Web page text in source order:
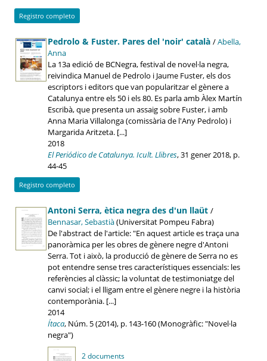
Registro completo
Pedrolo & Fuster. Pares del 'noir' català /Abella,
Anna
La 13a edició de BCNegra, festival de novel·la negra,
reivindica Manuel de Pedrolo i Jaume Fuster, els dos
escriptors i editors que van popularitzar el gènere a
Catalunya entre els 50 i els 80. Es parla amb Àlex Martín
Escribà, que presenta un assaig sobre Fuster, i amb
Anna Maria Villalonga (comissària de l'Any Pedrolo) i
Margarida Aritzeta. [...]
2018
El Periódico de Catalunya. Icult. Llibres, 31 gener 2018, p.
44-45
Registro completo
Antoni Serra, ètica negra des d'un llaüt /
Bennasar, Sebastià(Universitat Pompeu Fabra)
De l'abstract de l'article: "En aquest article es traça una
panoràmica per les obres de gènere negre d'Antoni
Serra. Tot i això, la producció de gènere de Serra no es
pot entendre sense tres característiques essencials: les
referències al clàssic; la voluntat de testimoniatge del
canvi social; i el lligam entre el gènere negre i la història
contemporània. [...]
2014
Ítaca, Núm. 5 (2014), p. 143-160 (Monogràfic: "Novel·la
negra")
2 documents